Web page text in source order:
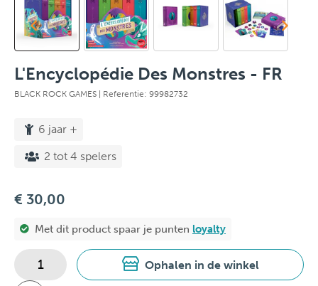
L'Encyclopédie Des Monstres - FR
BLACK ROCK GAMES | Referentie: 99982732
6 jaar +
2 tot 4 spelers
€ 30,00
Met dit product spaar je punten loyalty
Ophalen in de winkel